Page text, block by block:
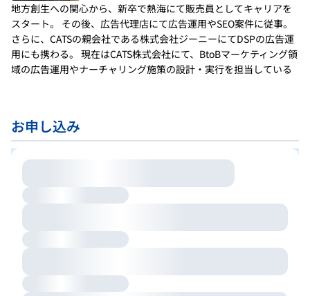
地方創生への関心から、新卒で熱海にて販売員としてキャリアを
スタート。 その後、広告代理店にて広告運用やSEO案件に従事。
さらに、CATSの親会社である株式会社ジーニーにてDSPの広告運
用にも携わる。 現在はCATS株式会社にて、BtoBマーケティング領
域の広告運用やナーチャリング施策の設計・実行を担当している
お申し込み